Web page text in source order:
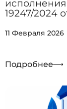
19247/2024
11 Февраля 2026
Подробнее